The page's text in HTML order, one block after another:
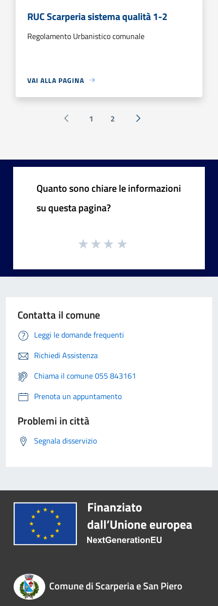
RUC Scarperia sistema qualità 1-2
Regolamento Urbanistico comunale
VAI ALLA PAGINA
Pagina precedente
1 2 Successiva »
Quanto sono chiare le informazioni
su questa pagina?
Contatta il comune
Leggi le domande frequenti
Richiedi Assistenza
Chiama il comune 055 843161
Prenota un appuntamento
Problemi in città
Segnala disservizio
Comune di Scarperia e San Piero